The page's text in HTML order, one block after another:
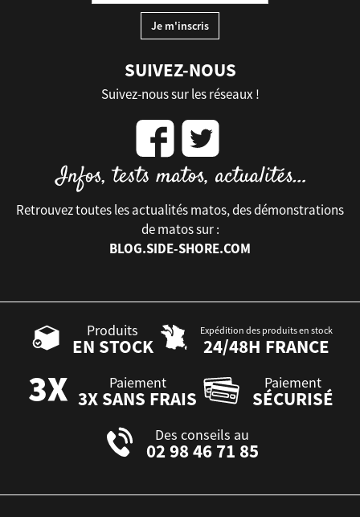
SUIVEZ-NOUS
Suivez-nous sur les réseaux !
Retrouvez toutes les actualités matos, des démonstrations
de matos sur :
BLOG.SIDE-SHORE.COM
Produits
EN STOCK
Expédition des produits en stock
24/48H FRANCE
Paiement
3X SANS FRAIS
Paiement
SÉCURISÉ
Des conseils au
02 98 46 71 85